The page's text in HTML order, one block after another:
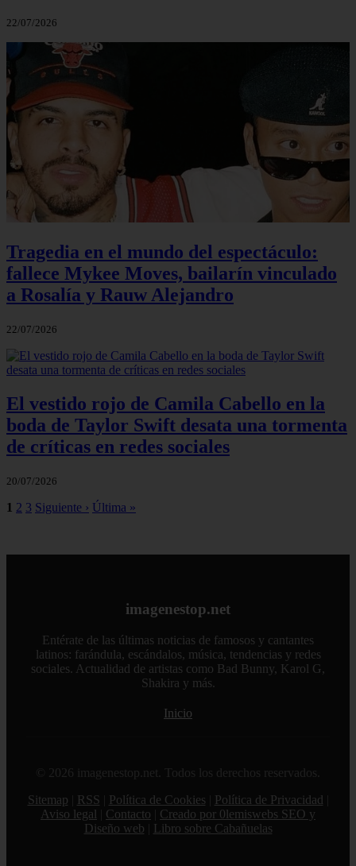
22/07/2026
Tragedia en el mundo del espectáculo:
fallece Mykee Moves, bailarín vinculado
a Rosalía y Rauw Alejandro
22/07/2026
El vestido rojo de Camila Cabello en la
boda de Taylor Swift desata una tormenta
de críticas en redes sociales
20/07/2026
1 2 3 Siguiente › Última »
imagenestop.net
Entérate de las últimas noticias de famosos y cantantes
latinos: farándula, escándalos, música, tendencias y redes
sociales. Actualidad de artistas como Bad Bunny, Karol G,
Shakira y más.
Inicio
© 2026 imagenestop.net. Todos los derechos reservados.
Sitemap
RSS Política de Cookies Política de Privacidad
Aviso legal
Contacto
Creado por 0lemiswebs SEO y
Diseño web
Libro sobre Cabañuelas